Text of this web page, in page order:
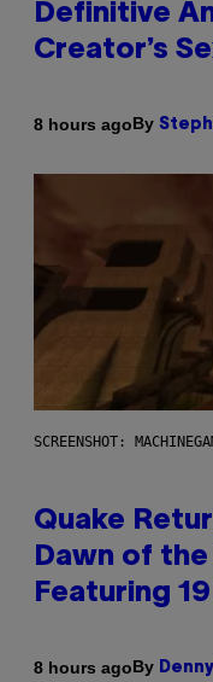
Definitive
Creator’s
8 hours agoBy
SCREENSHOT:
Quake
Dawn of
Featuring
8 hours agoBy